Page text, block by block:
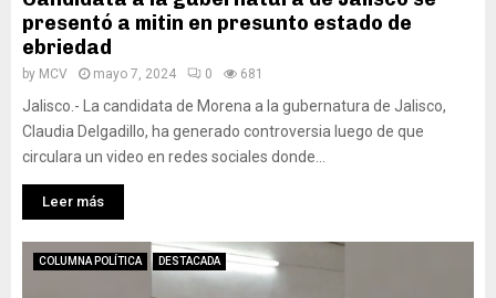
presentó a mitin en presunto estado de
ebriedad
by MCV mayo 7, 2024 0 681
Jalisco.- La candidata de Morena a la gubernatura de Jalisco,
Claudia Delgadillo, ha generado controversia luego de que
circulara un video en redes sociales donde...
Leer más
COLUMNA POLÍTICA DESTACADA